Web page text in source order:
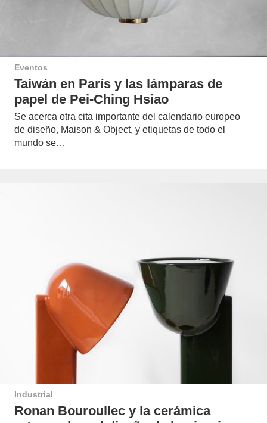
Eventos
Taiwán en París y las lámparas de
papel de Pei-Ching Hsiao
Se acerca otra cita importante del calendario europeo
de diseño, Maison & Object, y etiquetas de todo el
mundo se…
Industrial
Ronan Bouroullec y la cerámica